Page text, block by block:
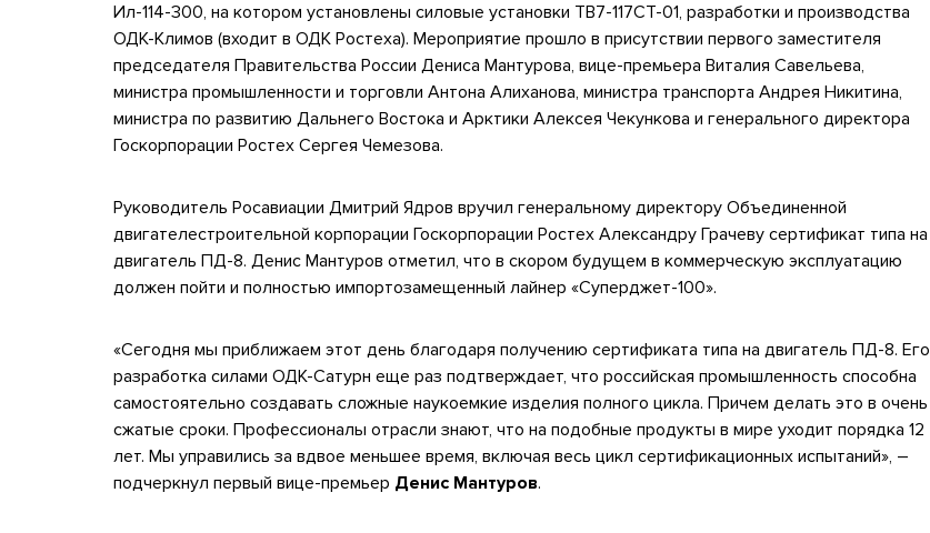
Ил-114-300, на котором установлены силовые установки ТВ7-117СТ-01, разработки и производства
ОДК-Климов (входит в ОДК Ростеха). Мероприятие прошло в присутствии первого заместителя
председателя Правительства России Дениса Мантурова, вице-премьера Виталия Савельева,
министра промышленности и торговли Антона Алиханова, министра транспорта Андрея Никитина,
министра по развитию Дальнего Востока и Арктики Алексея Чекункова и генерального директора
Госкорпорации Ростех Сергея Чемезова.
Руководитель Росавиации Дмитрий Ядров вручил генеральному директору Объединенной
двигателестроительной корпорации Госкорпорации Ростех Александру Грачеву сертификат типа на
двигатель ПД-8. Денис Мантуров отметил, что в скором будущем в коммерческую эксплуатацию
должен пойти и полностью импортозамещенный лайнер «Суперджет-100».
«Сегодня мы приближаем этот день благодаря получению сертификата типа на двигатель ПД-8. Его
разработка силами ОДК-Сатурн еще раз подтверждает, что российская промышленность способна
самостоятельно создавать сложные наукоемкие изделия полного цикла. Причем делать это в очень
сжатые сроки. Профессионалы отрасли знают, что на подобные продукты в мире уходит порядка 12
лет. Мы управились за вдвое меньшее время, включая весь цикл сертификационных испытаний», –
подчеркнул первый вице-премьер Денис Мантуров.